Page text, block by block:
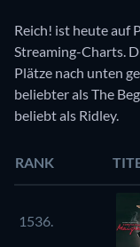
Reich! ist heute auf
Streaming-Charts.
Plätze nach unten
beliebter als The
beliebt als Ridley.
RANK
1536.